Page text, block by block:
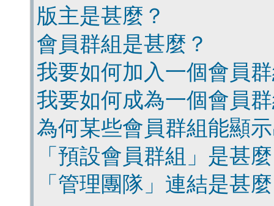
版主是甚麼？
會員群組是甚麼？
我要如何加入一個會員
我要如何成為一個會員
為何某些會員群組能顯
「預設會員群組」是甚
「管理團隊」連結是甚